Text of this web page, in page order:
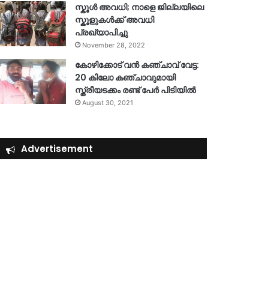
സ്കൂൾ അവധി; നാളെ ജില്ലയിലെ
സ്കൂളുകൾക്ക് അവധി
പ്രഖ്യാപിച്ചു
November 28, 2022
കോഴിക്കോട് വൻ കഞ്ചാവ് വേട്ട:
20 കിലോ കഞ്ചാവുമായി
സ്ത്രീയടക്കം രണ്ട് പേർ പിടിയിൽ
August 30, 2021
Advertisement